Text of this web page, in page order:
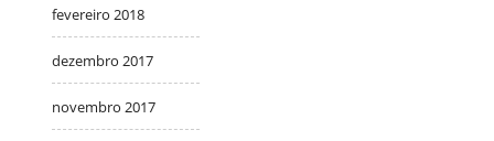
fevereiro 2018
dezembro 2017
novembro 2017